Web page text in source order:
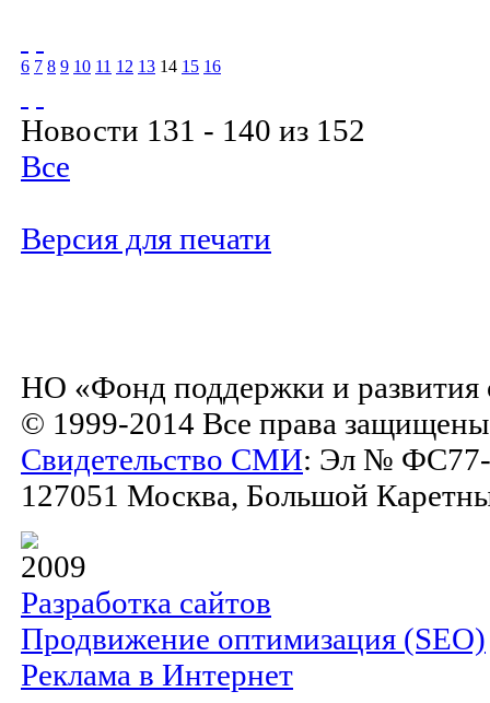
6 7 8 9 10 11 12 13 14 15 16
Новости 131 - 140 из 152
Все
Версия для печати
НО «Фонд поддержки и развития
© 1999-2014 Все права
Свидетельство СМИ: Эл № ФС77-
127051 Москва, Большой
2009
Разработка сайтов
Продвижение оптимизация (SEO)
Реклама в Интернет